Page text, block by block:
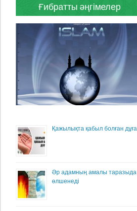
Ғибратты әңгімелер
Қажылықта қабыл болған дұға
Әр адамның амалы таразыда
өлшенеді